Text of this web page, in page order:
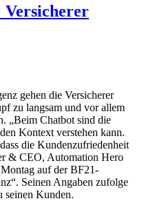
gehen die Versicherer
zu langsam und vor allem
„Beim Chatbot sind die
Kontext verstehen kann.
die Kundenzufriedenheit
& CEO, Automation Hero
auf der BF21-
Seinen Angaben zufolge
seinen Kunden.